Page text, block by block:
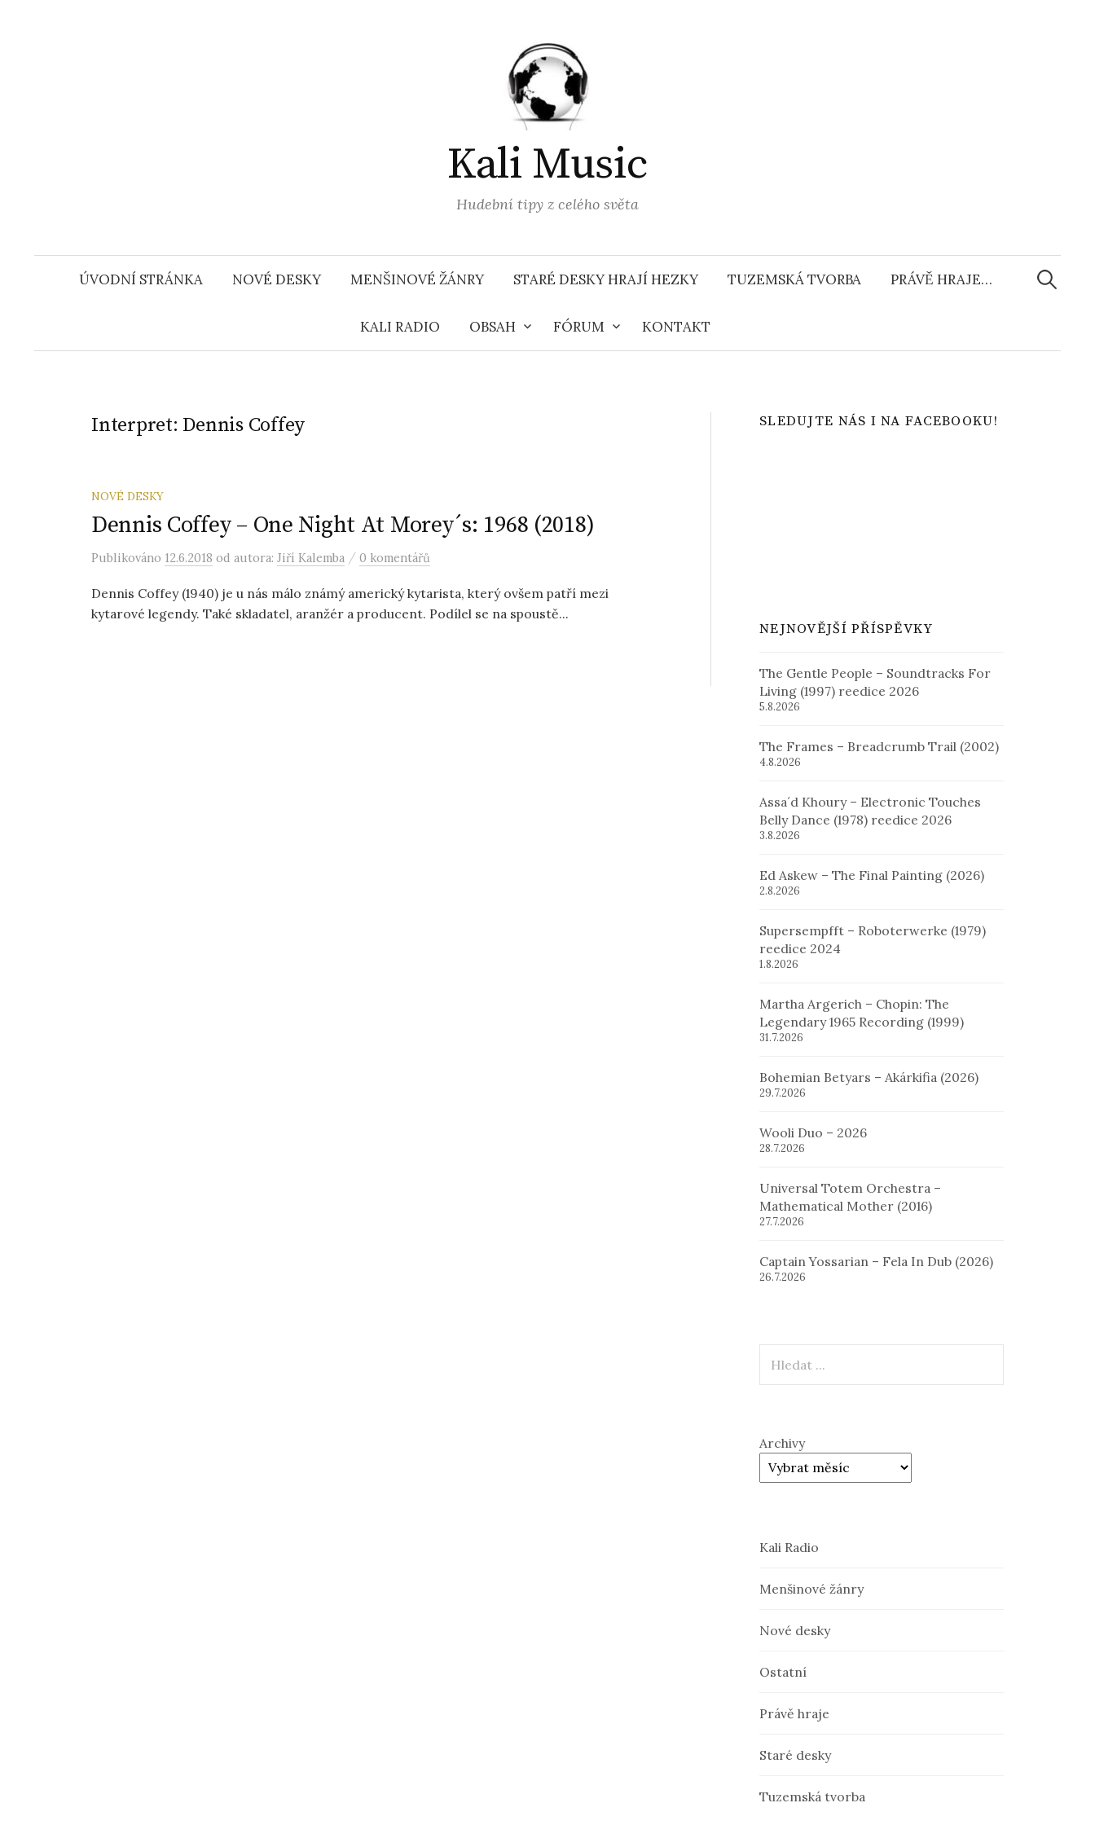
Kali Music
Hudební tipy z celého světa
ÚVODNÍ STRÁNKA NOVÉ DESKY MENŠINOVÉ ŽÁNRY STARÉ DESKY HRAJÍ HEZKY TUZEMSKÁ TVORBA PRÁVĚ HRAJE…
KALI RADIO OBSAH FÓRUM KONTAKT
Interpret: Dennis Coffey
NOVÉ DESKY
Dennis Coffey – One Night At Morey´s: 1968 (2018)
Publikováno 12.6.2018 od autora: Jiří Kalemba / 0 komentářů
Dennis Coffey (1940) je u nás málo známý americký kytarista, který ovšem patří mezi
kytarové legendy. Také skladatel, aranžér a producent. Podílel se na spoustě...
SLEDUJTE NÁS I NA FACEBOOKU!
NEJNOVĚJŠÍ PŘÍSPĚVKY
The Gentle People – Soundtracks For
Living (1997) reedice 2026
5.8.2026
The Frames – Breadcrumb Trail (2002)
4.8.2026
Assa´d Khoury – Electronic Touches
Belly Dance (1978) reedice 2026
3.8.2026
Ed Askew – The Final Painting (2026)
2.8.2026
Supersempfft – Roboterwerke (1979)
reedice 2024
1.8.2026
Martha Argerich – Chopin: The
Legendary 1965 Recording (1999)
31.7.2026
Bohemian Betyars – Akárkifia (2026)
29.7.2026
Wooli Duo – 2026
28.7.2026
Universal Totem Orchestra –
Mathematical Mother (2016)
27.7.2026
Captain Yossarian – Fela In Dub (2026)
26.7.2026
Archivy
Kali Radio
Menšinové žánry
Nové desky
Ostatní
Právě hraje
Staré desky
Tuzemská tvorba